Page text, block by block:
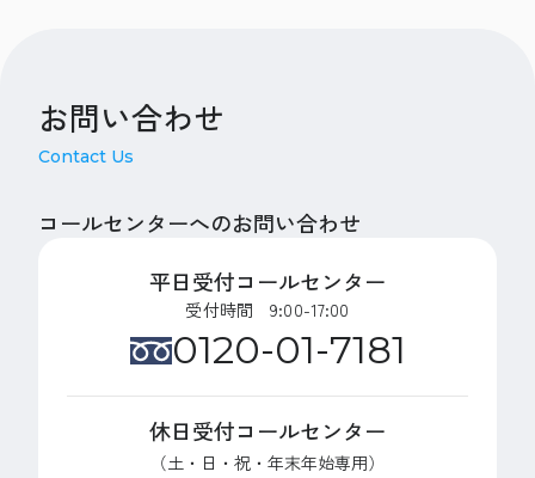
お問い合わせ
Contact Us
コールセンターへのお問い合わせ
平日受付コールセンター
受付時間 9:00-17:00
0120-01-7181
休日受付コールセンター
（土・日・祝・年末年始専用）